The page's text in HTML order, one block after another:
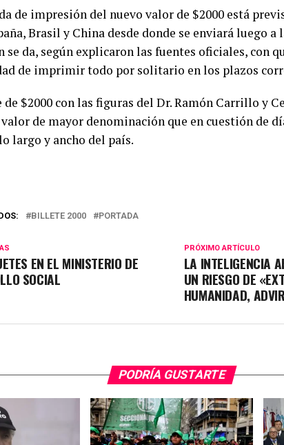
de impresión del nuevo valor de $2000 está
Brasil y China desde donde se enviará luego a
se da, según explicaron las fuentes oficiales, con
de imprimir todo por solitario en los plazos
$2000 con las figuras del Dr. Ramón Carrillo y
de mayor denominación que en cuestión de
largo y ancho del país.
BILLETE 2000 PORTADA
PRÓXIMO ARTÍCULO
LA INTELIGENCIA
UN RIESGO DE
HUMANIDAD,
EN EL MINISTERIO DE
SOCIAL
PODRÍA GUSTARTE